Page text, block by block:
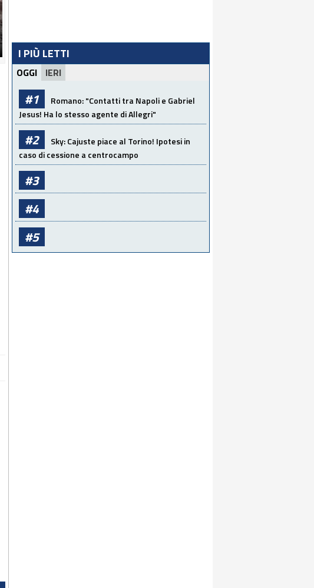
I PIÙ LETTI
OGGI IERI
#1
Romano: "Contatti tra Napoli e Gabriel
Jesus! Ha lo stesso agente di Allegri"
#2
Sky: Cajuste piace al Torino! Ipotesi in
caso di cessione a centrocampo
#3
#4
#5